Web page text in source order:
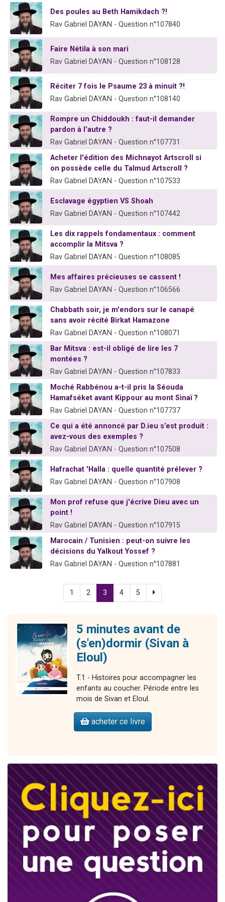
Il reste 49 places pour étudier en groupe sur Zoom
12 nouvelles musiques dans Torah-Box Music
Des poules au Beth Hamikdach ?!
Rav Gabriel DAYAN - Question n°107840
Faire Nétila à son mari
Rav Gabriel DAYAN - Question n°108128
Réciter 7 fois le Psaume 23 à minuit ?!
Rav Gabriel DAYAN - Question n°108140
Rompre un Chiddoukh : faut-il demander
pardon à l'autre ?
Rav Gabriel DAYAN - Question n°107731
Acheter l'édition des Michnayot Artscroll si
on possède celle du Talmud Artscroll ?
Rav Gabriel DAYAN - Question n°107533
Esclavage égyptien VS Shoah
Rav Gabriel DAYAN - Question n°107442
Les dix rappels fondamentaux : comment
accomplir la Mitsva ?
Rav Gabriel DAYAN - Question n°108085
Mes affaires précieuses se cassent !
Rav Gabriel DAYAN - Question n°106566
Chabbath soir, je m'endors sur le canapé
sans avoir récité Birkat Hamazone
Rav Gabriel DAYAN - Question n°108071
Bar Mitsva : est-il obligé de lire les 7
montées ?
Rav Gabriel DAYAN - Question n°107833
Moché Rabbénou a-t-il pris la Séouda
Hamafséket avant Kippour au mont Sinaï ?
Rav Gabriel DAYAN - Question n°107737
Ce qui a été annoncé par D.ieu s’est produit :
avez-vous des exemples ?
Rav Gabriel DAYAN - Question n°107508
Hafrachat 'Halla : quelle quantité prélever ?
Rav Gabriel DAYAN - Question n°107908
Mon prof refuse que j'écrive Dieu avec un
point !
Rav Gabriel DAYAN - Question n°107915
Marocain / Tunisien : peut-on suivre les
décisions du Yalkout Yossef ?
Rav Gabriel DAYAN - Question n°107881
1 2 3 4 5
5 minutes avant de
(s'en)dormir (Sivan à
Eloul)
T.1 - Histoires pour accompagner les
enfants au coucher. Période entre les
mois de Sivan et Eloul.
acheter ce livre